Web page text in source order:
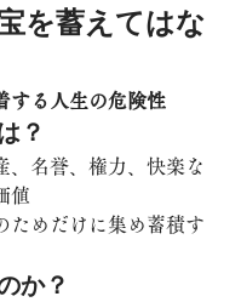
を蓄えてはな
する人生の危険性
？
、名誉、権力、快楽な
値
ためだけに集め蓄積す
か？